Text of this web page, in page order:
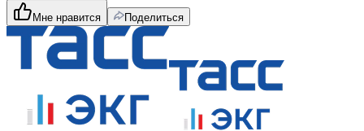
Мне нравится Поделиться